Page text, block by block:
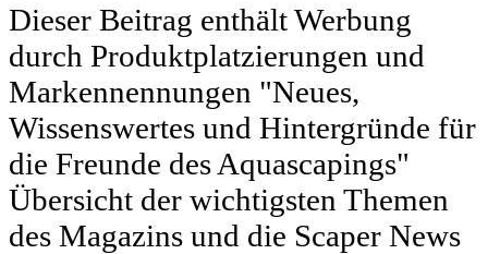
Dieser Beitrag enthält Werbung
durch Produktplatzierungen und
Markennennungen "Neues,
Wissenswertes und Hintergründe für
die Freunde des Aquascapings"
Übersicht der wichtigsten Themen
des Magazins und die Scaper News